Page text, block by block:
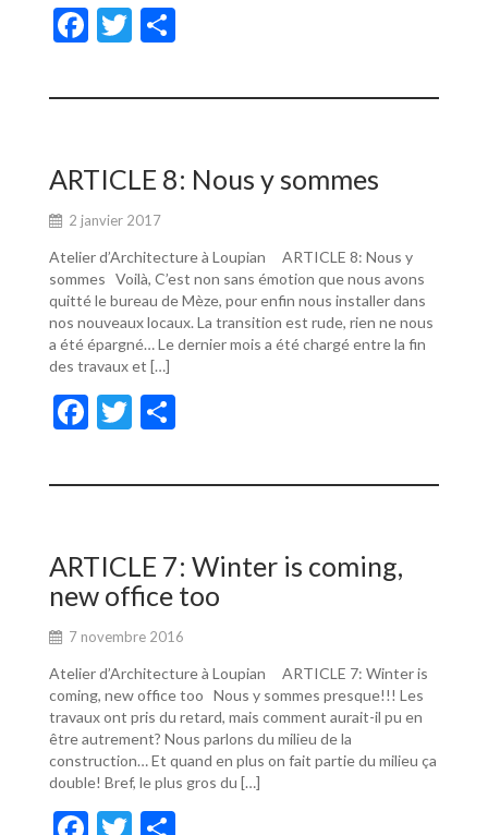
F
e
o
o
k
T
itt ta
er
ARTICLE 8: Nous y sommes
2 janvier 2017
Atelier d’Architecture à Loupian ARTICLE 8: Nous y
sommes Voilà, C’est non sans émotion que nous avons
quitté le bureau de Mèze, pour enfin nous installer dans
nos nouveaux locaux. La transition est rude, rien ne nous
a été épargné… Le dernier mois a été chargé entre la fin
des travaux et […]
F
e
o
o
k
T
itt ta
er
ARTICLE 7: Winter is coming,
new office too
7 novembre 2016
Atelier d’Architecture à Loupian ARTICLE 7: Winter is
coming, new office too Nous y sommes presque!!! Les
travaux ont pris du retard, mais comment aurait-il pu en
être autrement? Nous parlons du milieu de la
construction… Et quand en plus on fait partie du milieu ça
double! Bref, le plus gros du […]